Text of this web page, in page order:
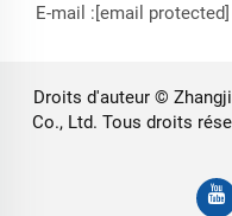
E-mail :[email protected]
Droits d'auteur ©
Co., Ltd. Tous droits